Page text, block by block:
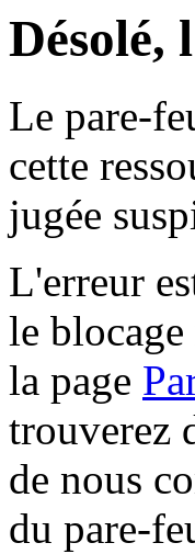
Désolé,
Le pare-
cette
jugée
L'erreur
le
la page
trouverez
de nous
du pare-